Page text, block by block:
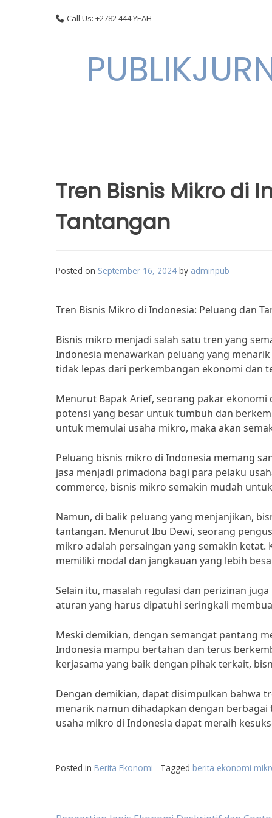
Call Us: +2782 444 YEAH
Tren Bisnis Mikro di
Tantangan
Posted on September 16, 2024 by adminpub
Tren Bisnis Mikro di Indonesia: Peluang dan
Bisnis mikro menjadi salah satu tren yang
Indonesia menawarkan peluang yang
tidak lepas dari perkembangan ekonomi dan
Menurut Bapak Arief, seorang pakar
potensi yang besar untuk tumbuh dan
untuk memulai usaha mikro, maka akan
Peluang bisnis mikro di Indonesia memang
jasa menjadi primadona bagi para pelaku
commerce, bisnis mikro semakin mudah
Namun, di balik peluang yang menjanjikan,
tantangan. Menurut Ibu Dewi, seorang
mikro adalah persaingan yang semakin
memiliki modal dan jangkauan yang lebih
Selain itu, masalah regulasi dan perizinan
aturan yang harus dipatuhi seringkali
Meski demikian, dengan semangat pantang
Indonesia mampu bertahan dan terus
kerjasama yang baik dengan pihak terkait,
Dengan demikian, dapat disimpulkan bahwa
menarik namun dihadapkan dengan
usaha mikro di Indonesia dapat meraih
Posted in Berita Ekonomi Tagged berita ekonomi